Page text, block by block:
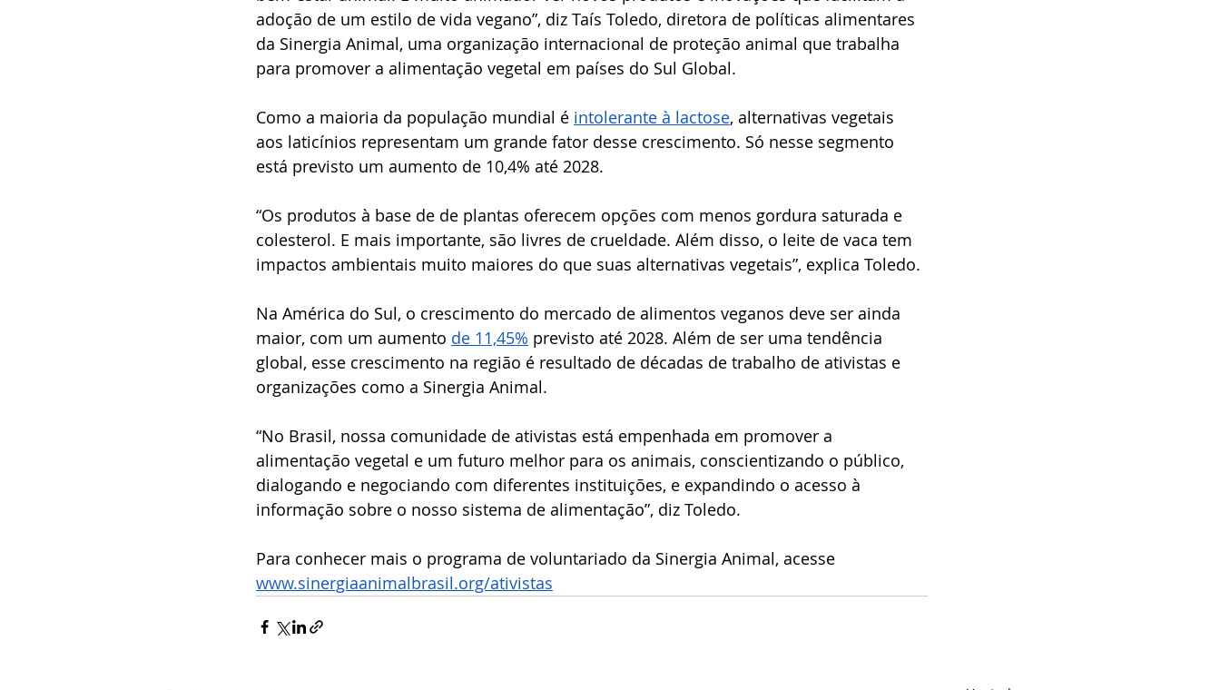
adoção de um estilo de vida vegano”, diz Taís Toledo, diretora de políticas alimentares
da Sinergia Animal, uma organização internacional de proteção animal que trabalha
para promover a alimentação vegetal em países do Sul Global.
Como a maioria da população mundial é intolerante à lactose, alternativas vegetais
aos laticínios representam um grande fator desse crescimento. Só nesse segmento
está previsto um aumento de 10,4% até 2028.
“Os produtos à base de de plantas oferecem opções com menos gordura saturada e
colesterol. E mais importante, são livres de crueldade. Além disso, o leite de vaca tem
impactos ambientais muito maiores do que suas alternativas vegetais”, explica Toledo.
Na América do Sul, o crescimento do mercado de alimentos veganos deve ser ainda
maior, com um aumento de 11,45% previsto até 2028. Além de ser uma tendência
global, esse crescimento na região é resultado de décadas de trabalho de ativistas e
organizações como a Sinergia Animal.
“No Brasil, nossa comunidade de ativistas está empenhada em promover a
alimentação vegetal e um futuro melhor para os animais, conscientizando o público,
dialogando e negociando com diferentes instituições, e expandindo o acesso à
informação sobre o nosso sistema de alimentação”, diz Toledo.
Para conhecer mais o programa de voluntariado da Sinergia Animal, acesse
www.sinergiaanimalbrasil.org/ativistas